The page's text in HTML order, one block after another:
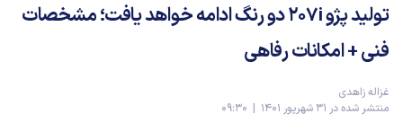
تولید پژو 207i دو رنگ ادامه خواهد یافت؛ مشخصات
فنی + امکانات رفاهی
غزاله زاهدی
منتشر شده در 31 شهریور 1401 | 09:30